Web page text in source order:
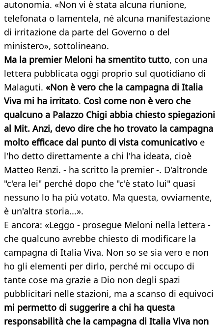
autonomia. «Non vi è stata alcuna riunione,
telefonata o lamentela, né alcuna manifestazione
di irritazione da parte del Governo o del
ministero», sottolineano.
Ma la premier Meloni ha smentito tutto, con una
lettera pubblicata oggi proprio sul quotidiano di
Malaguti. «Non è vero che la campagna di Italia
Viva mi ha irritato. Così come non è vero che
qualcuno a Palazzo Chigi abbia chiesto spiegazioni
al Mit. Anzi, devo dire che ho trovato la campagna
molto efficace dal punto di vista comunicativo e
l'ho detto direttamente a chi l'ha ideata, cioè
Matteo Renzi. - ha scritto la premier -. D'altronde
"c'era lei" perché dopo che "c'è stato lui" quasi
nessuno lo ha più votato. Ma questa, ovviamente,
è un'altra storia...».
E ancora: «Leggo - prosegue Meloni nella lettera -
che qualcuno avrebbe chiesto di modificare la
campagna di Italia Viva. Non so se sia vero e non
ho gli elementi per dirlo, perché mi occupo di
tante cose ma grazie a Dio non degli spazi
pubblicitari nelle stazioni, ma a scanso di equivoci
mi permetto di suggerire a chi ha questa
responsabilità che la campagna di Italia Viva non